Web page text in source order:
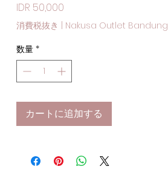
IDR 50,000
消費税抜き
Nakusa Outlet Bandung
数量 *
カートに追加する